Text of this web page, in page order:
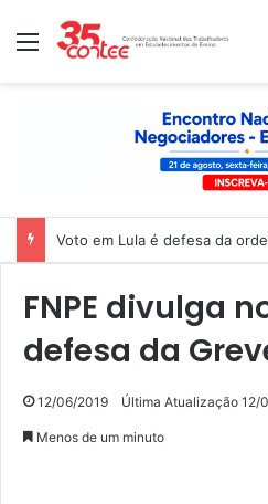
Menu
Voto em Lula é defesa da
FNPE divulga
defesa da
12/06/2019 Última Atualização 12/
Menos de um minuto